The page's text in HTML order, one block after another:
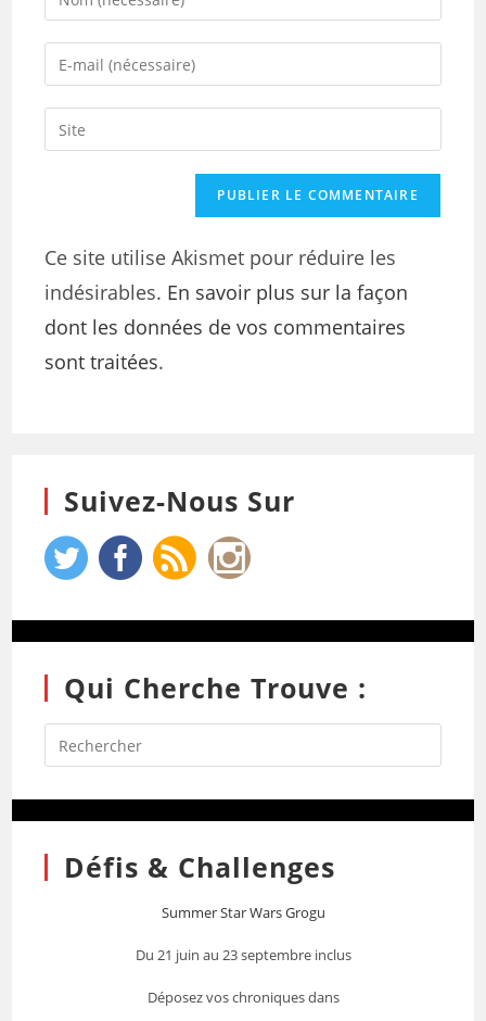
Ce site utilise Akismet pour réduire les
indésirables. En savoir plus sur la façon
dont les données de vos commentaires
sont traitées.
Suivez-Nous Sur
Qui Cherche Trouve :
Défis & Challenges
Summer Star Wars Grogu
Du 21 juin au 23 septembre inclus
Déposez vos chroniques dans